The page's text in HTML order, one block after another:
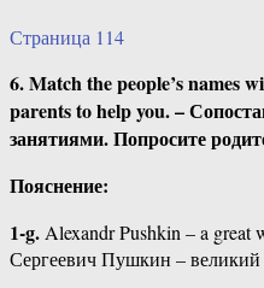
Страница 114
6. Match the people’s names
parents to help you. –
занятиями. Попросите
Пояснение:
1-g. Alexandr Pushkin – a great
Сергеевич Пушкин – великий